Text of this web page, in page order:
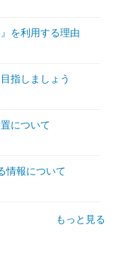
を利用する理由
指しましょう
について
情報について
もっと見る